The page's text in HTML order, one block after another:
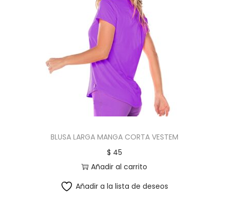
BLUSA LARGA MANGA CORTA VESTEM
$ 45
Añadir al carrito
Añadir a la lista de deseos